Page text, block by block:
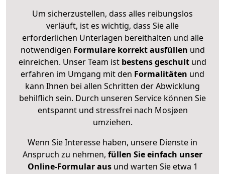
Um sicherzustellen, dass alles reibungslos
verläuft, ist es wichtig, dass Sie alle
erforderlichen Unterlagen bereithalten und alle
notwendigen Formulare korrekt ausfüllen und
einreichen. Unser Team ist bestens geschult und
erfahren im Umgang mit den Formalitäten und
kann Ihnen bei allen Schritten der Abwicklung
behilflich sein. Durch unseren Service können Sie
entspannt und stressfrei nach Mosjøen
umziehen.
Wenn Sie Interesse haben, unsere Dienste in
Anspruch zu nehmen, füllen Sie einfach unser
Online-Formular ausund warten Sie etwa 1